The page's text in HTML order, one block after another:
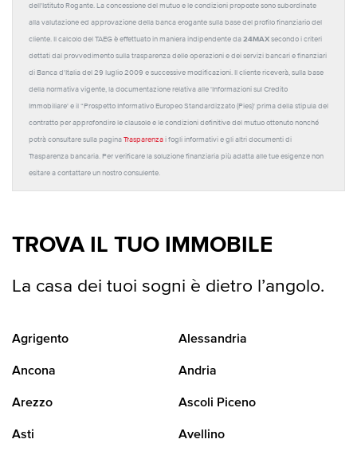
dell'Istituto Rogante. La concessione del mutuo e le condizioni proposte sono subordinate
alla valutazione ed approvazione della banca erogante sulla base del profilo finanziario del
cliente. Il calcolo del TAEG è effettuato in maniera indipendente da 24MAX secondo i criteri
dettati dal provvedimento sulla trasparenza delle operazioni e dei servizi bancari e finanziari
di Banca d'Italia del 29 luglio 2009 e successive modificazioni. Il cliente riceverà, sulla base
della normativa vigente, la documentazione relativa alle 'Informazioni sul Credito
Immobiliare' e il “Prospetto Informativo Europeo Standardizzato (Pies)' prima della stipula del
contratto per approfondire le clausole e le condizioni definitive del mutuo ottenuto nonché
potrà consultare sulla pagina Trasparenza i fogli informativi e gli altri documenti di
Trasparenza bancaria. Per verificare la soluzione finanziaria più adatta alle tue esigenze non
esitare a contattare un nostro consulente.
TROVA IL TUO IMMOBILE
La casa dei tuoi sogni è dietro l’angolo.
Agrigento Alessandria
Ancona Andria
Arezzo Ascoli Piceno
Asti Avellino